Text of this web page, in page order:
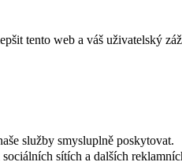
tento web a váš uživatelský
služby smysluplně poskytovat.
sítích a dalších